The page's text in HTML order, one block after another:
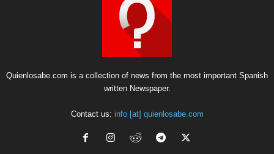
Quienlosabe.com is a collection of news from the most important Spanish
written Newspaper.
Contact us: info [at] quienlosabe.com